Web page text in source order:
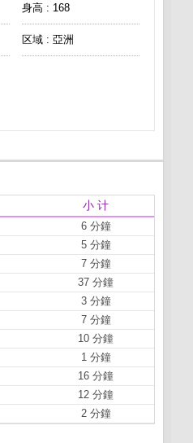
身高 : 168
区域 : 亞洲
小 计
6 分鐘
5 分鐘
7 分鐘
37 分鐘
3 分鐘
7 分鐘
10 分鐘
1 分鐘
16 分鐘
12 分鐘
2 分鐘